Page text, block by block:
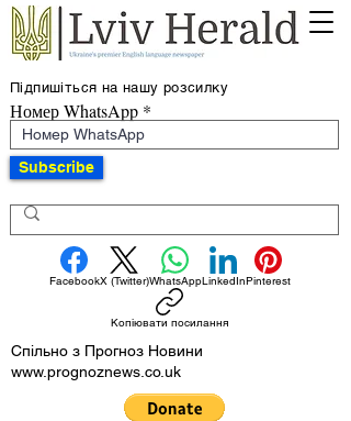
Підпишіться на нашу розсилку
Номер WhatsApp
Subscribe
FacebookX (Twitter)WhatsAppLinkedInPinterest
Копіювати посилання
Спільно з Прогноз Новини
www.prognoznews.co.uk